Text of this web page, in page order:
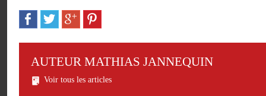
AUTEUR MATHIAS JANNEQUIN
Voir tous les articles